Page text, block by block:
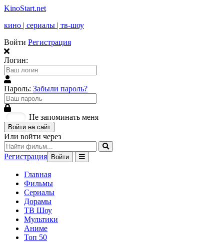
KinoStart.net
кино | сериалы | тв-шоу
Войти Регистрация
Логин:
Пароль: Забыли пароль?
Не запоминать меня
Войти на сайт
Или войти через
Регистрация Войти
Главная
Фильмы
Сериалы
Дорамы
ТВ Шоу
Мультики
Аниме
Топ 50